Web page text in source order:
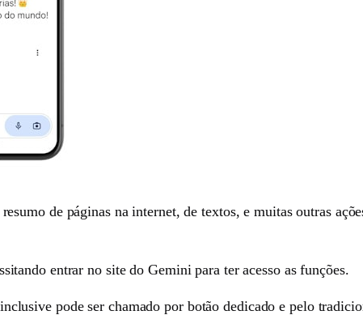
de páginas na internet, de textos, e muitas outras
entrar no site do Gemini para ter acesso as funções.
pode ser chamado por botão dedicado e pelo